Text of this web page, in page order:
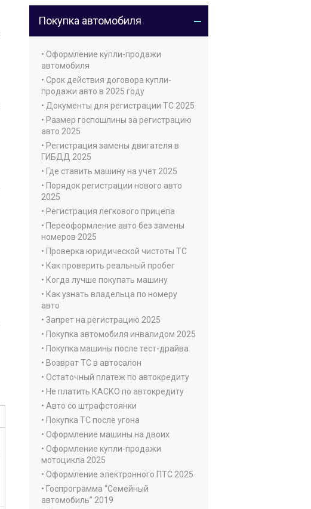
Покупка автомобиля
• Оформление купли-продажи
автомобиля
• Срок действия договора купли-
продажи авто в 2025 году
• Документы для регистрации ТС 2025
• Размер госпошлины за регистрацию
авто 2025
• Регистрация замены двигателя в
ГИБДД 2025
• Где ставить машину на учет 2025
• Порядок регистрации нового авто
2025
• Регистрация легкового прицепа
• Переоформление авто без замены
номеров 2025
• Проверка юридической чистоты ТС
• Как проверить реальный пробег
• Когда лучше покупать машину
• Как узнать владельца по номеру
авто
• Запрет на регистрацию 2025
• Покупка автомобиля инвалидом 2025
• Покупка машины после тест-драйва
• Возврат ТС в автосалон
• Остаточный платеж по автокредиту
• Не платить КАСКО по автокредиту
• Авто со штрафстоянки
• Покупка ТС после угона
• Оформление машины на двоих
• Оформление купли-продажи
мотоцикла 2025
• Оформление электронного ПТС 2025
• Госпрограмма “Семейный
автомобиль” 2019